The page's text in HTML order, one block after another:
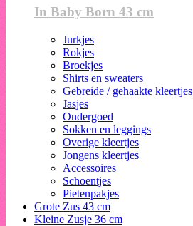
In Baby Born 43 cm
Jurkjes
Rokjes
Broekjes
Shirts en sweaters
Gebreide / gehaakte kleertjes
Jasjes
Ondergoed
Sokken en leggings
Overige kleertjes
Jongens kleertjes
Accessoires
Schoentjes
Pietenpakjes
Grote Zus 43 cm
Kleine Zusje 36 cm